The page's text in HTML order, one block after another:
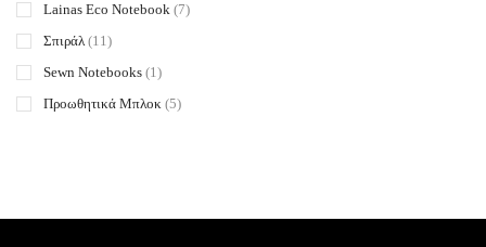
Lainas Eco Notebook (7)
Σπιράλ (11)
Sewn Notebooks (1)
Προωθητικά Μπλοκ (5)